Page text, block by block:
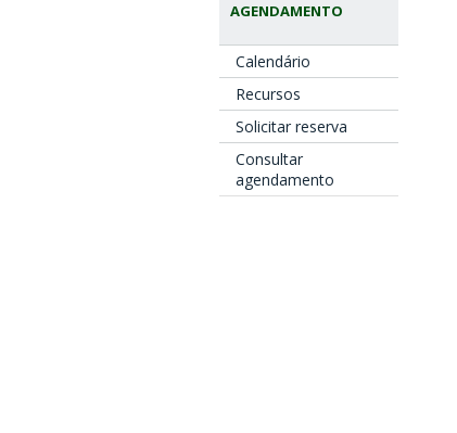
AGENDAMENTO
Calendário
Recursos
Solicitar reserva
Consultar
agendamento